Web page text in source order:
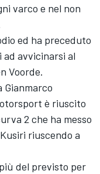
varco e nel non
ed ha preceduto
avvicinarsi al
Voorde.
è riuscito
2 che ha messo
riuscendo a
del previsto per